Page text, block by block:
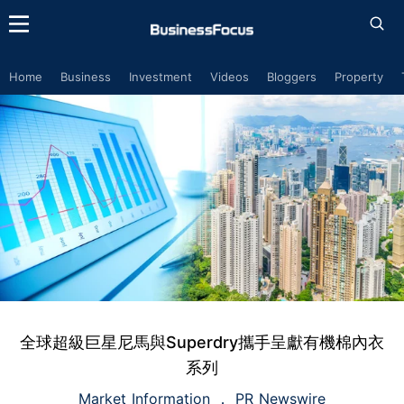
Home Business Investment Videos Bloggers Property
全球超級巨星尼馬與Superdry攜手呈獻有機棉內衣
系列
Market Information PR Newswire